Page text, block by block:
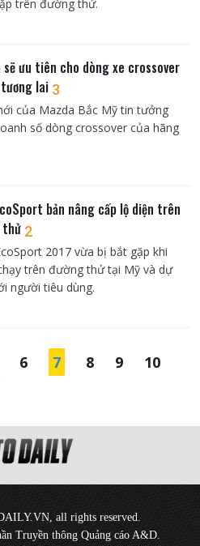
trên đường thử.
sẽ ưu tiên cho dòng xe crossover
lai 3
của Mazda Bắc Mỹ tin tưởng
số dòng crossover của hãng
bản nâng cấp lộ diện trên
thử 2
2017 vừa bị bắt gặp khi
trên đường thử tại Mỹ và dự
người tiêu dùng.
6 7 8 9 10
all rights reserved.
Truyền thông Quảng cáo A&D.